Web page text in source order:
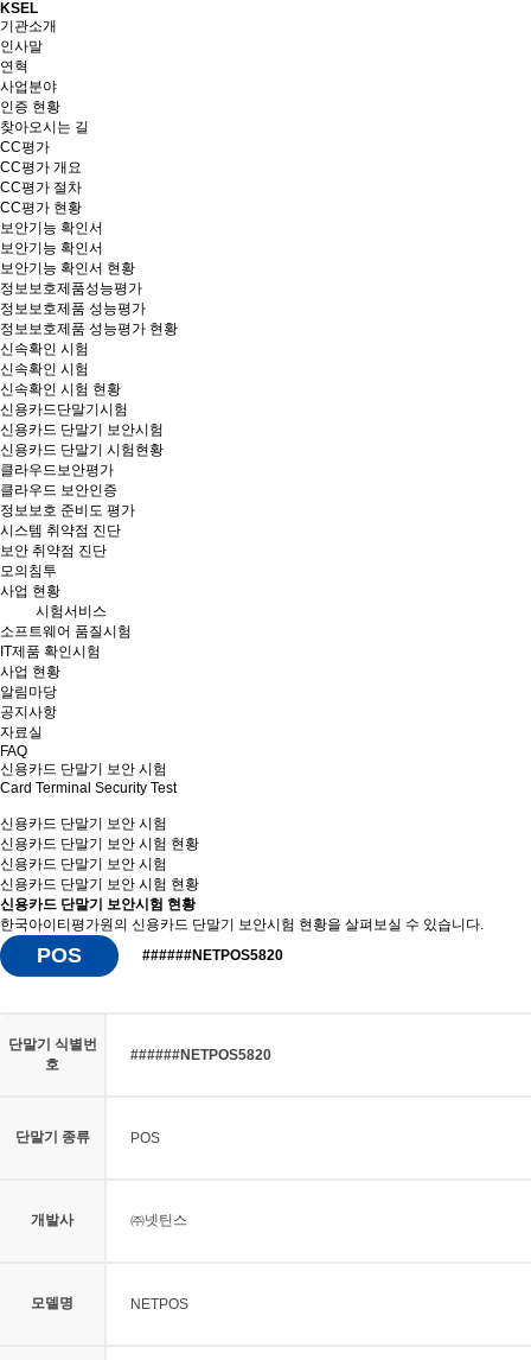
KSEL
기관소개
인사말
연혁
사업분야
인증 현황
찾아오시는 길
CC평가
CC평가 개요
CC평가 절차
CC평가 현황
보안기능 확인서
보안기능 확인서
보안기능 확인서 현황
정보보호제품성능평가
정보보호제품 성능평가
정보보호제품 성능평가 현황
신속확인 시험
신속확인 시험
신속확인 시험 현황
신용카드단말기시험
신용카드 단말기 보안시험
신용카드 단말기 시험현황
클라우드보안평가
클라우드 보안인증
정보보호 준비도 평가
시스템 취약점 진단
보안 취약점 진단
모의침투
사업 현황
시험서비스
소프트웨어 품질시험
IT제품 확인시험
사업 현황
알림마당
공지사항
자료실
FAQ
신용카드 단말기 보안 시험
Card Terminal Security Test
신용카드 단말기 보안 시험
신용카드 단말기 보안 시험 현황
신용카드 단말기 보안 시험
신용카드 단말기 보안 시험 현황
신용카드 단말기 보안시험 현황
한국아이티평가원의 신용카드 단말기 보안시험 현황을 살펴보실 수 있습니다.
POS ######NETPOS5820
단말기 식별번
호
######NETPOS5820
단말기 종류 POS
개발사 ㈜넷틴스
모델명 NETPOS